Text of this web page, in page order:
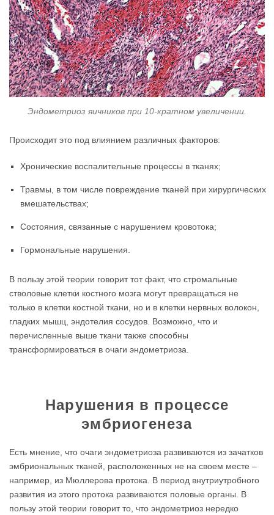
Эндометриоз яичников при 10-кратном увеличении.
Происходит это под влиянием различных факторов:
Хронические воспалительные процессы в тканях;
Травмы, в том числе повреждение тканей при хирургических
вмешательствах;
Состояния, связанные с нарушением кровотока;
Гормональные нарушения.
В пользу этой теории говорит тот факт, что стромальные
стволовые клетки костного мозга могут превращаться не
только в клетки костной ткани, но и в клетки нервных волокон,
гладких мышц, эндотелия сосудов. Возможно, что и
перечисленные выше ткани также способны
трансформироваться в очаги эндометриоза.
Нарушения в процессе
эмбриогенеза
Есть мнение, что очаги эндометриоза развиваются из зачатков
эмбриональных тканей, расположенных не на своем месте –
например, из Мюллерова протока. В период внутриутробного
развития из этого протока развиваются половые органы. В
пользу этой теории говорит то, что эндометриоз нередко